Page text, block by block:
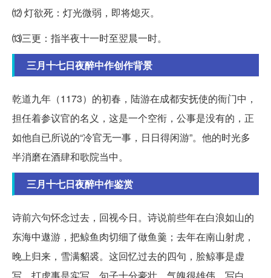
⑿ 灯欲死：灯光微弱，即将熄灭。
⒀三更：指半夜十一时至翌晨一时。
三月十七日夜醉中作创作背景
乾道九年（1173）的初春，陆游在成都安抚使的衙门中，
担任着参议官的名义，这是一个空衔，公事是没有的，正
如他自已所说的“冷官无一事，日日得闲游”。他的时光多
半消磨在酒肆和歌院当中。
三月十七日夜醉中作鉴赏
诗前六句怀念过去，回视今日。诗说前些年在白浪如山的
东海中遨游，把鲸鱼肉切细了做鱼羹；去年在南山射虎，
晚上归来，雪满貂裘。这回忆过去的四句，脍鲸事是虚